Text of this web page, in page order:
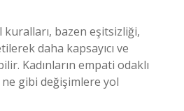
bazen eşitsizliği,
daha kapsayıcı ve
Kadınların empati odaklı
ne gibi değişimlere yol